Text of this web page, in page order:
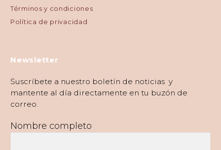
Términos y condiciones
Política de privacidad
Newsletter
Suscríbete a nuestro boletín de noticias y
mantente al día directamente en tu buzón de
correo.
Nombre completo